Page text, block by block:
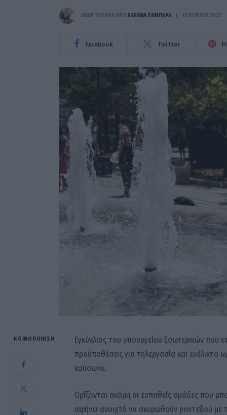
ΑΝΑΡΤΗΘΗΚΕ ΑΠΟ ΕΛΕΑΝΑ ΖΑΜΠΑΡΑ 12 ΙΟΥΛΊΟΥ 2023
Facebook Twitter
ΚΟΙΝΟΠΟΊΗΣΗ
Εγκύκλιος του υπουργείου Εσωτερικών που
προϋποθέσεις για τηλεργασία και
καύσωνα.
Ορίζονται ακόμη οι ευπαθείς ομάδες που
αφήνει ανοιχτό να ακυρωθούν ραντεβού με